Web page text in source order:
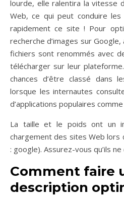
lourde, elle ralentira la vitesse
Web, ce qui peut conduire les
rapidement ce site ! Pour
recherche d’images sur
fichiers sont renommés avec
télécharger sur leur
chances d’être classé dans
lorsque les internautes
d’applications populaires
La taille et le poids ont un
chargement des sites Web
: google). Assurez-vous qu’ils
Comment faire
description